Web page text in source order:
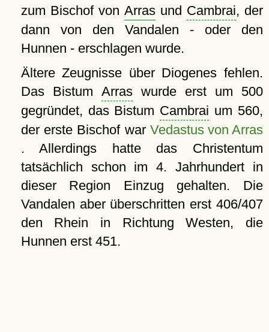
zum Bischof von Arrasund Cambrai, der
dann von den Vandalen - oder den
Hunnen - erschlagen wurde.
Ältere Zeugnisse über Diogenes fehlen.
Das Bistum Arraswurde erst um 500
gegründet, das Bistum Cambrai um 560,
der erste Bischof war Vedastus von Arras
. Allerdings hatte das Christentum
tatsächlich schon im 4. Jahrhundert in
dieser Region Einzug gehalten. Die
Vandalen aber überschritten erst 406/407
den Rhein in Richtung Westen, die
Hunnen erst 451.